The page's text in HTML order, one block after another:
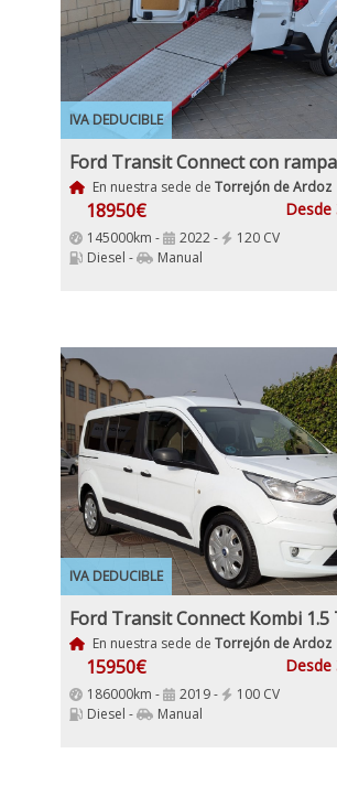
IVA DEDUCIBLE
En nuestra sede de Torrejón de Ardoz
18950€ Desde
145000km - 2022 -
120 CV
Diesel -
Manual
IVA DEDUCIBLE
En nuestra sede de Torrejón de Ardoz
15950€ Desde
186000km - 2019 -
100 CV
Diesel -
Manual